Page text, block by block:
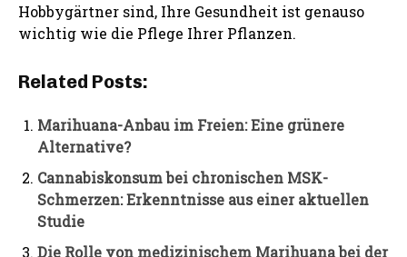
Hobbygärtner sind, Ihre Gesundheit ist genauso
wichtig wie die Pflege Ihrer Pflanzen.
Related Posts:
Marihuana-Anbau im Freien: Eine grünere
Alternative?
Cannabiskonsum bei chronischen MSK-
Schmerzen: Erkenntnisse aus einer aktuellen
Studie
Die Rolle von medizinischem Marihuana bei der